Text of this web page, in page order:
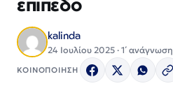
kalinda
24 Ιουλίου 2025 · 1΄ ανάγνωση
ΚΟΙΝΟΠΟΙΗΣΗ